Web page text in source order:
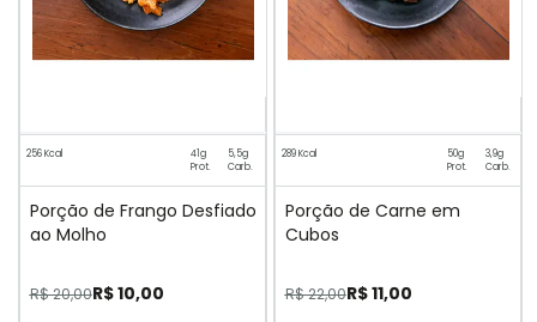
256 Kcal
41g
Prot.
5,5g
Carb.
Porção de Frango Desfiado
ao Molho
R$ 20,00R$ 10,00
289 Kcal
50g
Prot.
3,9g
Carb.
Porção de Carne em
Cubos
R$ 22,00R$ 11,00